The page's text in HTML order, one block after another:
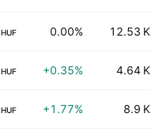
HUF 0.00% 12.53 K
HUF +0.35% 4.64 K
HUF +1.77% 8.9 K